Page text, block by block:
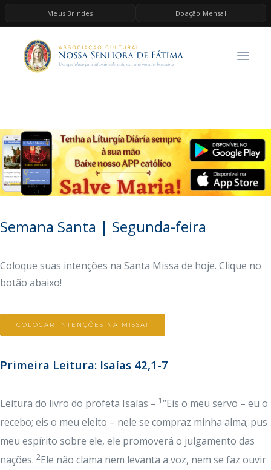
Meus Brindes Doação Mensal
HOME
A ASSOCIAÇÃO
AS MELHORES MÚSICAS CATÓLICAS
BRINDES
QUERO DOAR
Semana Santa | Segunda-feira
Coloque suas intenções na Santa Missa de hoje. Clique no
botão abaixo!
COLOCAR INTENÇÕES NA MISSA!
Primeira Leitura: Isaías 42,1-7
Leitura do livro do profeta Isaías – 1“Eis o meu servo – eu o
recebo; eis o meu eleito – nele se compraz minha alma; pus
meu espírito sobre ele, ele promoverá o julgamento das
nações. 2Ele não clama nem levanta a voz, nem se faz ouvir